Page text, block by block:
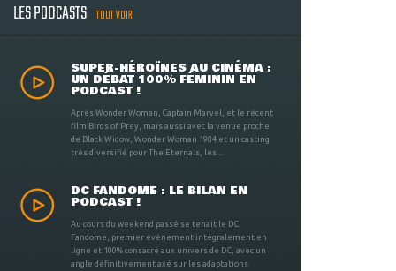
LES PODCASTS TOUT VOIR
SUPER-HÉROÏNES AU CINÉMA :
UN DÉBAT 100% FÉMININ EN
PODCAST !
Après Wonder Woman, Captain Marvel, et le récent
film Birds of Prey, mais aussi avec la venue proche
de Black Widow, Wonder Woman 1984 et un casting
très diversifié pour The Eternals, les ...
DC FANDOME : LE BILAN EN
PODCAST !
Au cours du weekend passé se tenait le DC
Fandome, premier évènement intégralement en
ligne et 100% consacré aux univers de DC, avec un
angle définitivement axé sur les adaptations